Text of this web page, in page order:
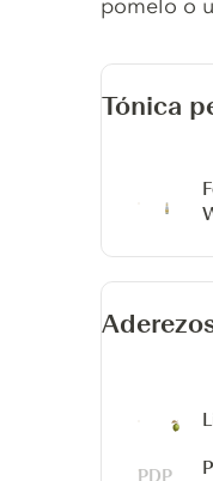
pomelo o
Tónica